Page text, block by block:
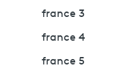
france 3
france 4
france 5